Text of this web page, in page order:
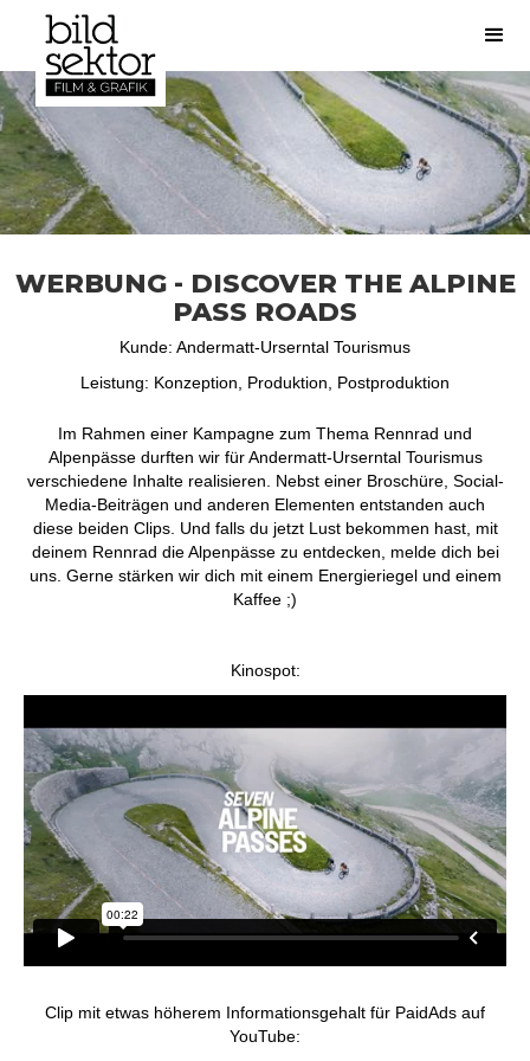
WERBUNG - DISCOVER THE ALPINE
PASS ROADS
Kunde: Andermatt-Urserntal Tourismus
Leistung: Konzeption, Produktion, Postproduktion
Im Rahmen einer Kampagne zum Thema Rennrad und
Alpenpässe durften wir für Andermatt-Urserntal Tourismus
verschiedene Inhalte realisieren. Nebst einer Broschüre, Social-
Media-Beiträgen und anderen Elementen entstanden auch
diese beiden Clips. Und falls du jetzt Lust bekommen hast, mit
deinem Rennrad die Alpenpässe zu entdecken, melde dich bei
uns. Gerne stärken wir dich mit einem Energieriegel und einem
Kaffee ;)
Kinospot:
Clip mit etwas höherem Informationsgehalt für PaidAds auf
YouTube: